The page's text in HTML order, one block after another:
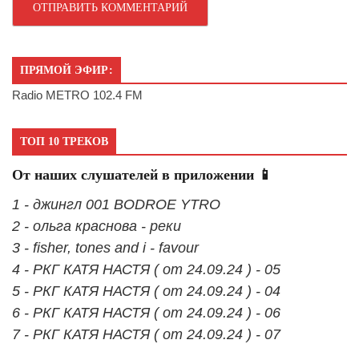
ПРЯМОЙ ЭФИР:
Radio METRO 102.4 FM
ТОП 10 ТРЕКОВ
От наших слушателей в приложении 📱
1 - джингл 001 BODROE YTRO
2 - ольга краснова - реки
3 - fisher, tones and i - favour
4 - РКГ КАТЯ НАСТЯ ( от 24.09.24 ) - 05
5 - РКГ КАТЯ НАСТЯ ( от 24.09.24 ) - 04
6 - РКГ КАТЯ НАСТЯ ( от 24.09.24 ) - 06
7 - РКГ КАТЯ НАСТЯ ( от 24.09.24 ) - 07